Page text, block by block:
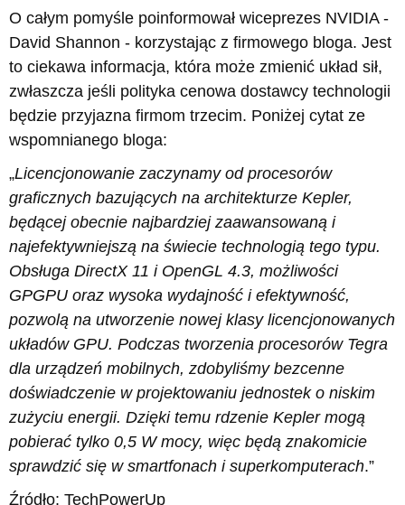
O całym pomyśle poinformował wiceprezes NVIDIA -
David Shannon - korzystając z firmowego bloga. Jest
to ciekawa informacja, która może zmienić układ sił,
zwłaszcza jeśli polityka cenowa dostawcy technologii
będzie przyjazna firmom trzecim. Poniżej cytat ze
wspomnianego bloga:
„Licencjonowanie zaczynamy od procesorów
graficznych bazujących na architekturze Kepler,
będącej obecnie najbardziej zaawansowaną i
najefektywniejszą na świecie technologią tego typu.
Obsługa DirectX 11 i OpenGL 4.3, możliwości
GPGPU oraz wysoka wydajność i efektywność,
pozwolą na utworzenie nowej klasy licencjonowanych
układów GPU. Podczas tworzenia procesorów Tegra
dla urządzeń mobilnych, zdobyliśmy bezcenne
doświadczenie w projektowaniu jednostek o niskim
zużyciu energii. Dzięki temu rdzenie Kepler mogą
pobierać tylko 0,5 W mocy, więc będą znakomicie
sprawdzić się w smartfonach i superkomputerach.”
Źródło: TechPowerUp